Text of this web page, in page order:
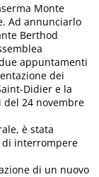
Monte
Ad annunciarlo
Berthod
appuntamenti
dei
Didier e la
24 novembre
è stata
di interrompere
di un nuovo